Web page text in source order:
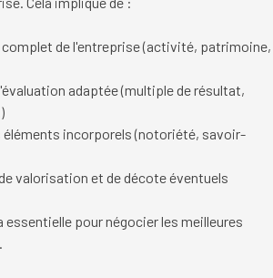
de l'entreprise (activité, patrimoine,
adaptée (multiple de résultat,
éléments incorporels (notoriété, savoir-
valorisation et de décote éventuels
pour négocier les meilleures